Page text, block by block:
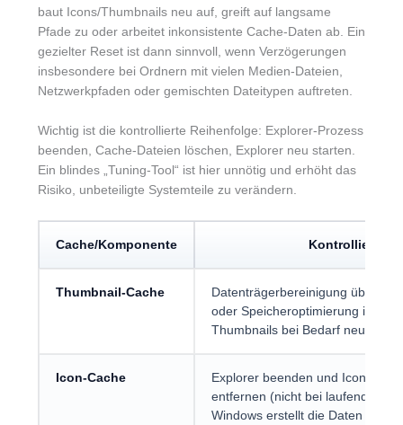
baut Icons/Thumbnails neu auf, greift auf langsame
Pfade zu oder arbeitet inkonsistente Cache-Daten ab. Ein
gezielter Reset ist dann sinnvoll, wenn Verzögerungen
insbesondere bei Ordnern mit vielen Medien-Dateien,
Netzwerkpfaden oder gemischten Dateitypen auftreten.
Wichtig ist die kontrollierte Reihenfolge: Explorer-Prozess
beenden, Cache-Dateien löschen, Explorer neu starten.
Ein blindes „Tuning-Tool“ ist hier unnötig und erhöht das
Risiko, unbeteiligte Systemteile zu verändern.
Cache/Komponente Kontrollierter
Thumbnail-Cache Datenträgerbereinigung über
oder Speicheroptimierung in
Thumbnails bei Bedarf neu
Icon-Cache
Explorer beenden und Icon-
entfernen (nicht bei laufendem
Windows erstellt die Daten neu.